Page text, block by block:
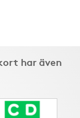
har även